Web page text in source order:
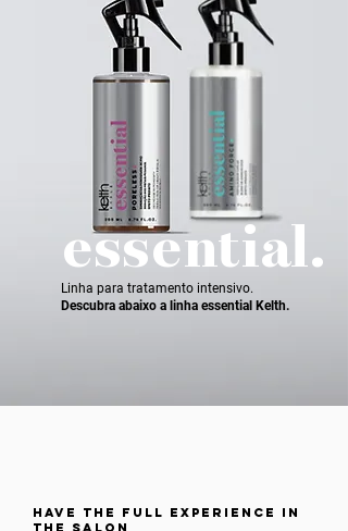
essential.
Linha para tratamento intensivo.
Descubra abaixo a linha essential Kelth.
have the full experience IN
THE SALON